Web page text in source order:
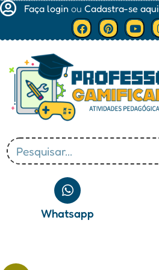
Faça login ou Cadastra-se aqui
Whatsapp